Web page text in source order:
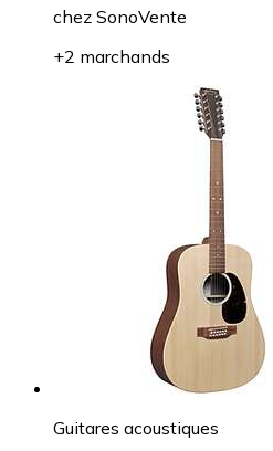
chez SonoVente
+2 marchands
Guitares acoustiques